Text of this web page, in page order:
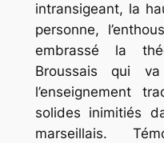
intransigeant, la
personne,
embrassé la
Broussais qui
l’enseignement
solides inimitiés
marseillais.